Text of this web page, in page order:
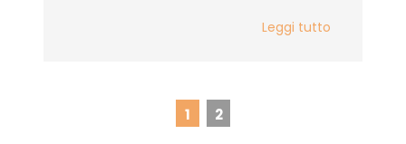
Leggi tutto
1 2